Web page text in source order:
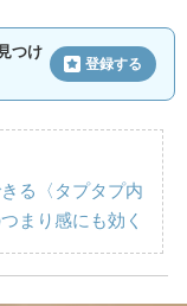
見つけ
登録する
る〈タプタプ内
まり感にも効く